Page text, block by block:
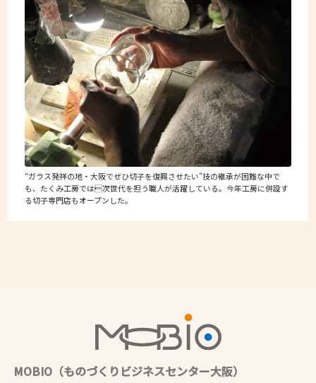
“ガラス発祥の地・大阪でぜひ切子を復興させたい”技の継承が困難な中で
も、たくみ工房では次世代を担う職人が活躍している。今年工房に併設す
る切子専門店もオープンした。
MOBIO（ものづくりビジネスセンター大阪）